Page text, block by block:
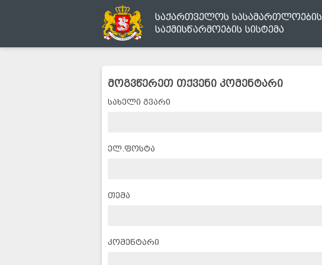
საქართველოს სასამართლოების
საქმისწარმოების სისტემა
მოგვწერეთ თქვენი კომენტარი
სახელი გვარი
ელ.ფოსტა
თემა
კომენტარი